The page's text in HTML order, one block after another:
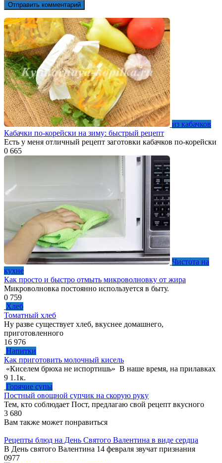
из кабачков
Кабачки по-корейски на зиму: быстрый рецепт
Есть у меня отличный рецепт заготовки кабачков по-корейски
0 665
Чистота на
кухне
Как просто и быстро отмыть микроволновку от жира
Микроволновка постоянно используется в быту.
0 759
Хлеб
Томатный хлеб
Ну разве существует хлеб, вкуснее домашнего,
приготовленного
16 976
Напитки
Как приготовить молочный кисель
«Киселем брюха не испортишь» В наше время, на прилавках
9 1.1к.
Горячие супы
Постный овощной супчик на скорую руку
Тем, кто соблюдает Пост, предлагаю свой рецепт вкусного
3 680
Вам также может понравиться
Рецепты блюд на День Святого Валентина в виде сердца
В День святого Валентина 14 февраля звучат признания
0977